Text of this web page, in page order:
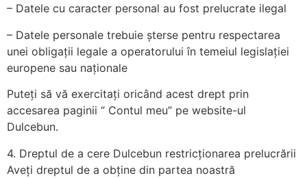
– Datele cu caracter personal au fost prelucrate ilegal
– Datele personale trebuie șterse pentru respectarea
unei obligații legale a operatorului în temeiul legislației
europene sau naționale
Puteți să vă exercitați oricând acest drept prin
accesarea paginii “ Contul meu” pe website-ul
Dulcebun.
4. Dreptul de a cere Dulcebun restricționarea prelucrării
Aveți dreptul de a obține din partea noastră